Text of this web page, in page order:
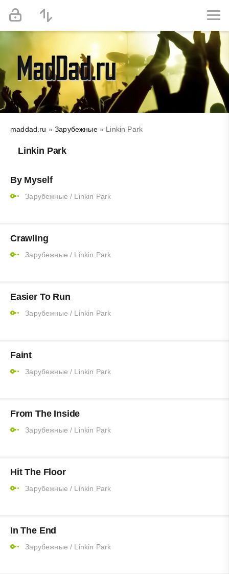
maddad.ru »Зарубежные» Linkin Park
Linkin Park
By Myself
Зарубежные / Linkin Park
Crawling
Зарубежные / Linkin Park
Easier To Run
Зарубежные / Linkin Park
Faint
Зарубежные / Linkin Park
From The Inside
Зарубежные / Linkin Park
Hit The Floor
Зарубежные / Linkin Park
In The End
Зарубежные / Linkin Park